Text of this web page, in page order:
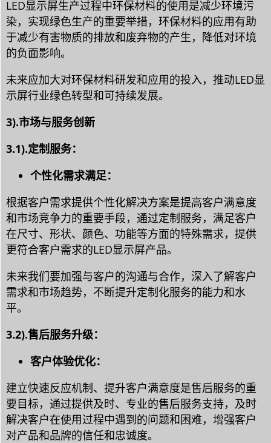
LED显示屏生产过程中环保材料的使用是减少环境污
染，实现绿色生产的重要举措，环保材料的应用有助
于减少有害物质的排放和废弃物的产生，降低对环境
的负面影响。
未来应加大对环保材料研发和应用的投入，推动LED显
示屏行业绿色转型和可持续发展。
3).市场与服务创新
3.1).定制服务：
个性化需求满足：
根据客户需求提供个性化解决方案是提高客户满意度
和市场竞争力的重要手段，通过定制服务，满足客户
在尺寸、形状、颜色、功能等方面的特殊需求，提供
更符合客户需求的LED显示屏产品。
未来我们要加强与客户的沟通与合作，深入了解客户
需求和市场趋势，不断提升定制化服务的能力和水
平。
3.2).售后服务升级：
客户体验优化：
建立快速反应机制、提升客户满意度是售后服务的重
要目标，通过提供及时、专业的售后服务支持，及时
解决客户在使用过程中遇到的问题和困难，增强客户
对产品和品牌的信任和忠诚度。